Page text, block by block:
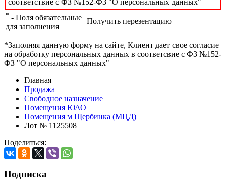
соответствие с ФЗ №152-ФЗ "О персональных данных"
* - Поля обязательные
для заполнения
Получить перезентацию
*Заполняя данную форму на сайте, Клиент дает свое согласие
на обработку персональных данных в соответсвие с ФЗ №152-
ФЗ "О персональных данных"
Главная
Продажа
Свободное назначение
Помещения ЮАО
Помещения м Щербинка (МЦД)
Лот № 1125508
Поделиться:
Подписка